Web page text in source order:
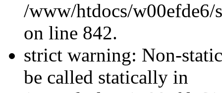
/www/htdocs/w00efde6/
on line 842.
strict warning: Non-
be called statically in